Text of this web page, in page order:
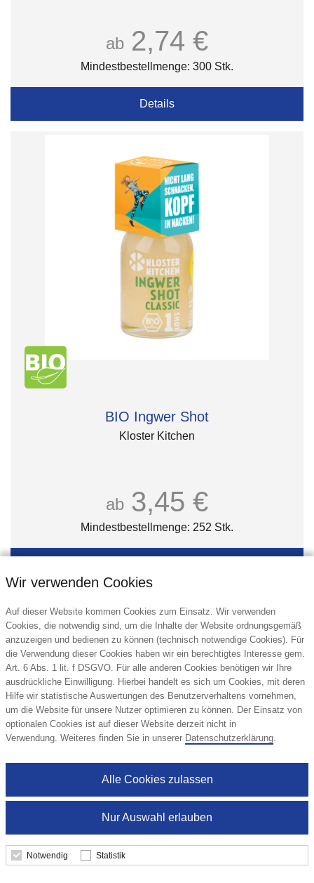
ab 2,74 €
Mindestbestellmenge: 300 Stk.
Details
BIO Ingwer Shot
Kloster Kitchen
ab 3,45 €
Mindestbestellmenge: 252 Stk.
Wir verwenden Cookies
Auf dieser Website kommen Cookies zum Einsatz. Wir verwenden
Cookies, die notwendig sind, um die Inhalte der Website ordnungsgemäß
anzuzeigen und bedienen zu können (technisch notwendige Cookies). Für
die Verwendung dieser Cookies haben wir ein berechtigtes Interesse gem.
Art. 6 Abs. 1 lit. f DSGVO. Für alle anderen Cookies benötigen wir Ihre
ausdrückliche Einwilligung. Hierbei handelt es sich um Cookies, mit deren
Hilfe wir statistische Auswertungen des Benutzerverhaltens vornehmen,
um die Website für unsere Nutzer optimieren zu können. Der Einsatz von
optionalen Cookies ist auf dieser Website derzeit nicht in
Verwendung. Weiteres finden Sie in unserer Datenschutzerklärung.
Nur Auswahl erlauben
Alle Cookies zulassen
Notwendig Statistik